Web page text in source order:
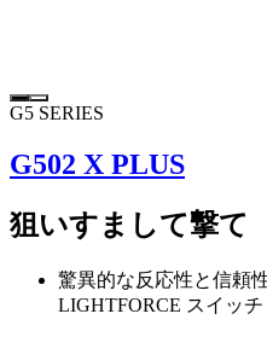
G5 SERIES
G502 X PLUS
狙いすまして撃て
驚異的な反応性と信頼
LIGHTFORCE スイッチ